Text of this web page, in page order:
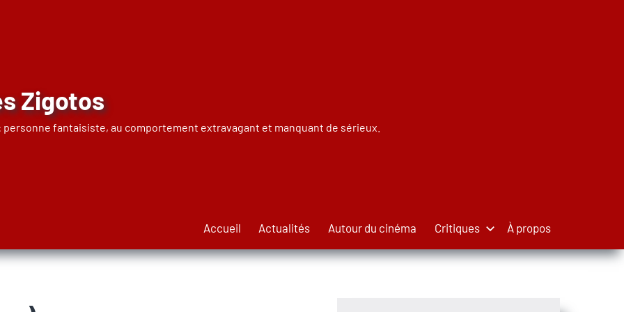
Zigotos
personne fantaisiste, au comportement extravagant et manquant de sérieux.
Accueil Actualités Autour du cinéma Critiques À propos